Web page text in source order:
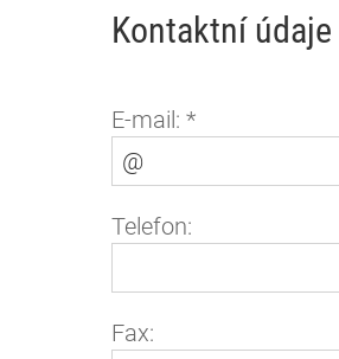
Kontaktní údaje
E-mail: *
Telefon:
Fax: